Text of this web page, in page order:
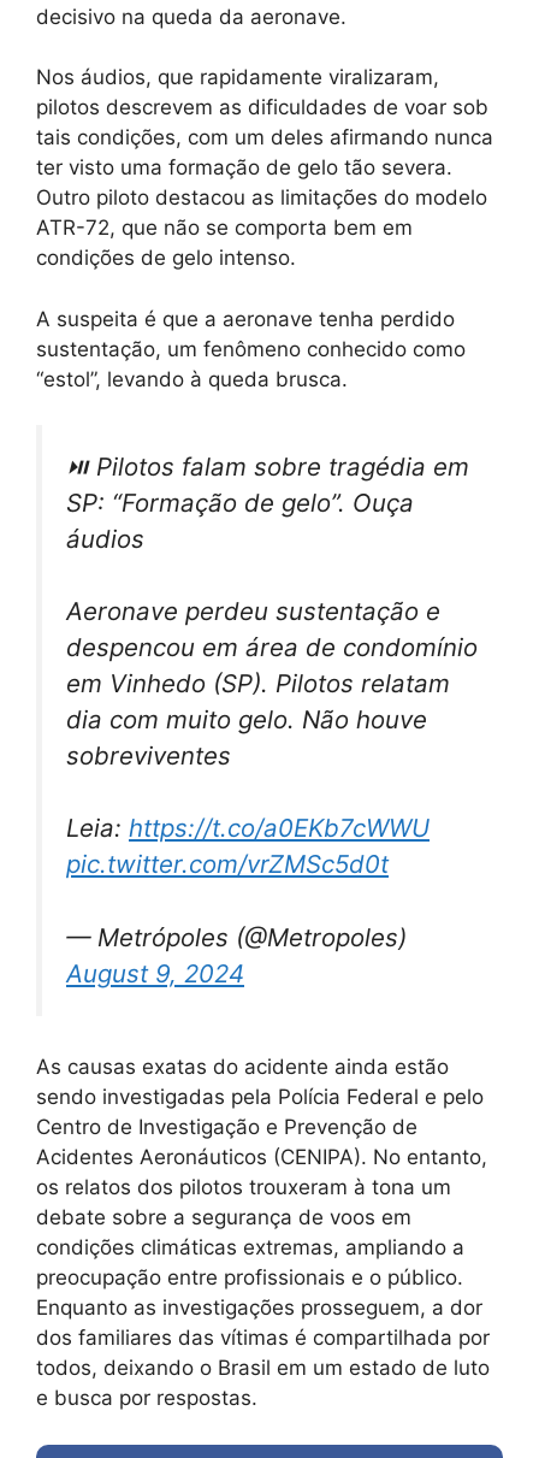
decisivo na queda da aeronave.
Nos áudios, que rapidamente viralizaram,
pilotos descrevem as dificuldades de voar sob
tais condições, com um deles afirmando nunca
ter visto uma formação de gelo tão severa.
Outro piloto destacou as limitações do modelo
ATR-72, que não se comporta bem em
condições de gelo intenso.
A suspeita é que a aeronave tenha perdido
sustentação, um fenômeno conhecido como
“estol”, levando à queda brusca.
⏯ Pilotos falam sobre tragédia em
SP: “Formação de gelo”. Ouça
áudios
Aeronave perdeu sustentação e
despencou em área de condomínio
em Vinhedo (SP). Pilotos relatam
dia com muito gelo. Não houve
sobreviventes
Leia: https://t.co/a0EKb7cWWU
pic.twitter.com/vrZMSc5d0t
— Metrópoles (@Metropoles)
August 9, 2024
As causas exatas do acidente ainda estão
sendo investigadas pela Polícia Federal e pelo
Centro de Investigação e Prevenção de
Acidentes Aeronáuticos (CENIPA). No entanto,
os relatos dos pilotos trouxeram à tona um
debate sobre a segurança de voos em
condições climáticas extremas, ampliando a
preocupação entre profissionais e o público.
Enquanto as investigações prosseguem, a dor
dos familiares das vítimas é compartilhada por
todos, deixando o Brasil em um estado de luto
e busca por respostas.